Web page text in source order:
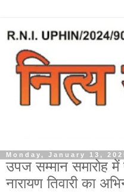
Monday, January 13,
उपज सम्मान समारोह
नारायण तिवारी का